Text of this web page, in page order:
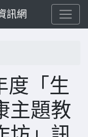
訊網
度「生
主題教